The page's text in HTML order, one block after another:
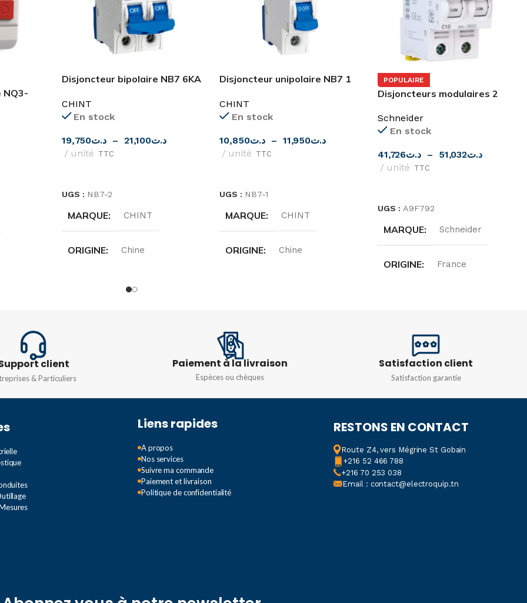
NQ3-
Disjoncteur bipolaire NB7 6KA
CHINT
En stock
د.ت19,750 – د.ت21,100
unité TTC
UGS : NB7-2
MARQUE CHINT
ORIGINE Chine
COURANT NOMINAL (IN)
240/415V
TYPE DE COURBE C
Disjoncteur unipolaire NB7 1
CHINT
En stock
د.ت10,850 – د.ت11,950
unité TTC
UGS : NB7-1
MARQUE CHINT
ORIGINE Chine
TYPE DE COURBE
TENSION
POPULAIRE
Disjoncteurs modulaires 2
iC60N Schneider
Schneider
En stock
د.ت41,726 – د.ت51,032
unité TTC
UGS :A9F792
MARQUE Schneider
ORIGINE France
INTENSITÉ
10A,16A,20A,25A,32A
6A
TENSION
Monophasé 230v
client
& Particuliers
Paiement à la livraison
Espèces ou chèques
Satisfaction client
Satisfaction garantie
Liens rapides
A propos
Nos services
Suivre ma commande
Paiement et livraison
Politique de confidentialité
RESTONS EN CONTACT
Route Z4, vers Mégrine St Gobain
+216 52 466 788
+216 70 253 038
Email : contact@electroquip.tn